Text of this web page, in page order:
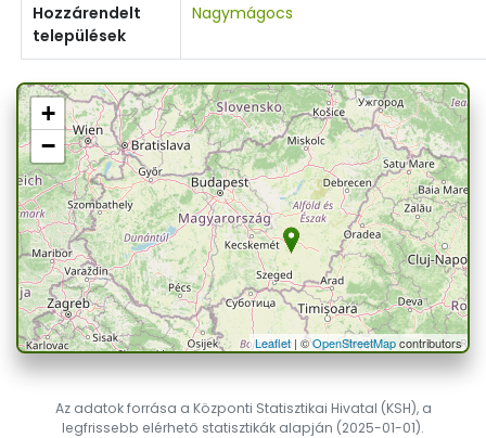
Hozzárendelt
települések
Nagymágocs
+
−
Leaflet| ©OpenStreetMapcontributors
Az adatok forrása a Központi Statisztikai Hivatal (KSH), a
legfrissebb elérhető statisztikák alapján (2025-01-01).